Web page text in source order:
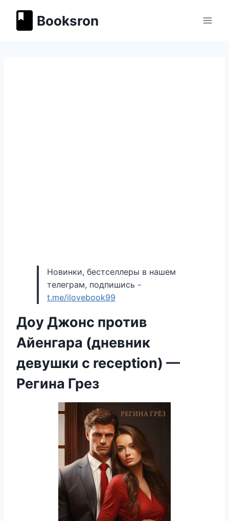
содержимому
Booksron
Новинки, бестселлеры в нашем
телеграм, подпишись -
t.me/ilovebook99
Доу Джонс против
Айенгара (дневник
девушки с reception) —
Регина Грез